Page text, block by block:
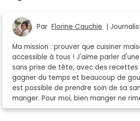
ParFlorine Cauchie |
Ma mission : prouver que cuisiner
accessible à tous ! J'aime parler
sans prise de tête, avec des
gagner du temps et beaucoup de
est possible de prendre soin de sa
manger. Pour moi, bien manger ne